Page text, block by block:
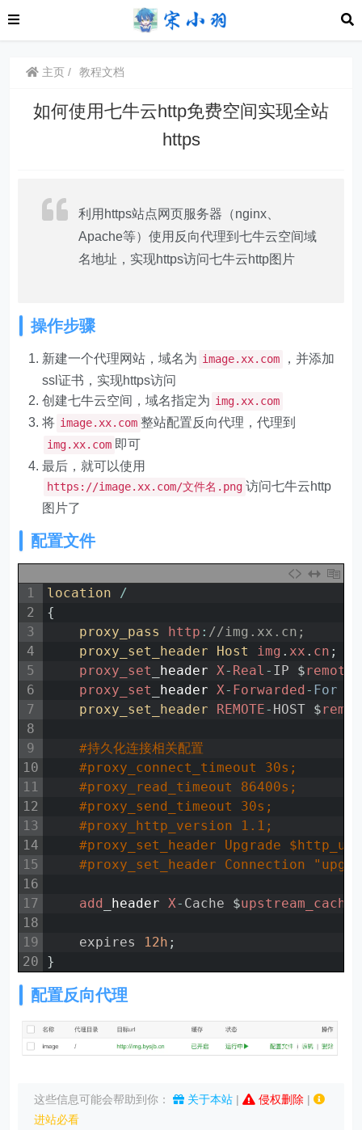
主页 教程文档
如何使用七牛云http免费空间实现全站
https
利用https站点网页服务器（nginx、
Apache等）使用反向代理到七牛云空间域
名地址，实现https访问七牛云http图片
操作步骤
新建一个代理网站，域名为 image.xx.com
，并添加
ssl证书，实现https访问
创建七牛云空间，域名指定为 img.xx.com
将 image.xx.com 整站配置反向代理，代理到
img.xx.com 即可
最后，就可以使用
https://image.xx.com/文件名.png 访问七牛云http
图片了
配置文件
1
2
3
4
5
6
7
8
9
10
11
12
13
14
15
16
17
18
19
20
location
/
{
proxy_pass http : //img.xx.cn;
proxy_set_header Host img . xx . cn ;
proxy_set
header X- Real - IP $
proxy_set
header X- Forwarded- For
proxy_set_header REMOTE- HOST $
#持久化连接相关配置
#proxy_connect_timeout 30s;
#proxy_read_timeout 86400s;
#proxy_send_timeout 30s;
#proxy_http_version 1.1;
#proxy_set_header Upgrade
#proxy_set_header Connection
add header X- Cache $
expires 12h ;
}
配置反向代理
这些信息可能会帮助到你： 关于本站 | 侵权删除 |
进站必看